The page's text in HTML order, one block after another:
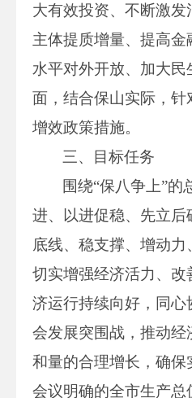
大有效投资、不断激
主体提质增量、提高
水平对外开放、加大
面，结合保山实际，针
增效政策措施。
三、目标任务
围绕“保八争上”的
进、以进促稳、先立后
底线、稳支撑、增动力
切实增强经济活力、
济运行持续向好，同心
会发展突围战，推动
和量的合理增长，确保
会议明确的全市生产总